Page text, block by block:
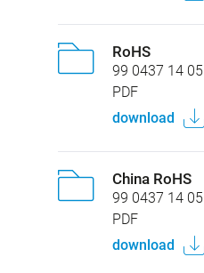
RoHS
99 0437 14 05
PDF
download
China RoHS
99 0437 14 05
PDF
download